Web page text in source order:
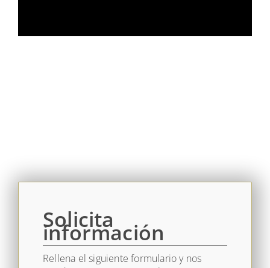
Solicita
información
Rellena el siguiente formulario y nos